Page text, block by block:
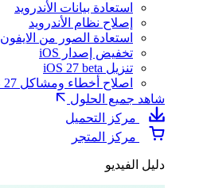
استعادة بيانات الأندرويد
إصلاح نظام الأندرويد
استعادة الصور من الايفون
تخفيض إصدار iOS
تنزيل iOS 27 beta
اصلاح أخطاء ومشاكل iOS 27
شاهد جميع الحلول
مركز التحميل
مركز المتجر
دليل الفيديو